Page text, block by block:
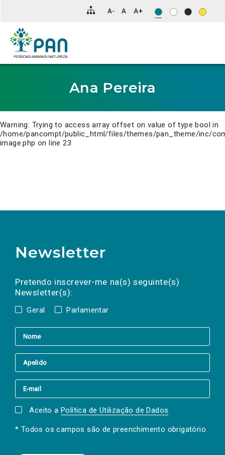
para
conteúdo
principal
da
Ana Pereira
Warning: Trying to access array offset on value of type bool in
/home/pancompt/public_html/files/themes/pan_theme/inc/
image.php on line23
Newsletter
Pretendo inscrever-me na(s) seguinte(s)
Newsletter(s):
Geral Parlamentar
a(s) newsletter(s).
mail
Aceito a Política de Utilização de Dados.
* Todos os campos são de preenchimento obrigatório.